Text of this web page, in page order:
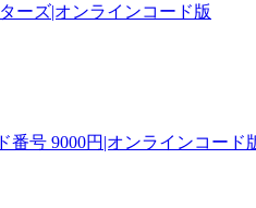
ーズ|オンラインコード版
番号 9000円|オンラインコード